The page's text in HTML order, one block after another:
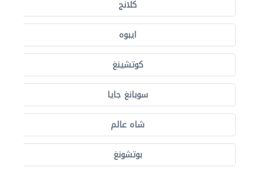
كلانج
ايبوه
كوتشينغ
سوبانغ جايا
شاه عالم
بوتشونغ